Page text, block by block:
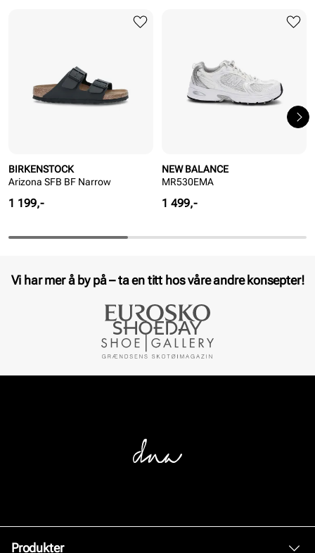
BIRKENSTOCK
Arizona SFB BF Narrow
Pris
1 199,-
NEW BALANCE
MR530EMA
Pris
1 499,-
Vi har mer å by på – ta en titt hos våre andre konsepter!
Produkter